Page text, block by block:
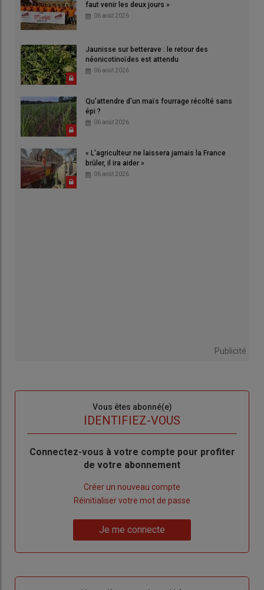
faut venir les deux jours »
06 août 2026
Jaunisse sur betterave : le retour des
néonicotinoïdes est attendu
06 août 2026
Qu'attendre d'un maïs fourrage récolté sans
épi ?
06 août 2026
« L'agriculteur ne laissera jamais la France
brûler, il ira aider »
06 août 2026
Publicité
Vous êtes abonné(e)
IDENTIFIEZ-VOUS
Body
Connectez-vous à votre compte pour profiter
de votre abonnement
Créer un nouveau compte
de
Réinitialiser votre mot de passe
me
Je me connecte